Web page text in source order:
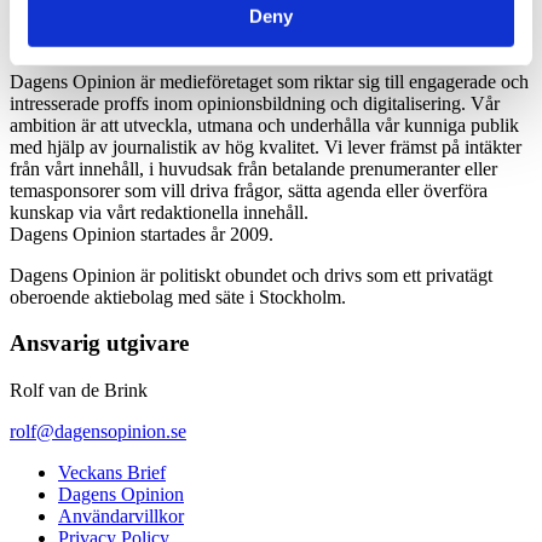
Deny
Dagens Opinion är medieföretaget som riktar sig till engagerade och
intresserade proffs inom opinionsbildning och digitalisering. Vår
ambition är att utveckla, utmana och underhålla vår kunniga publik
med hjälp av journalistik av hög kvalitet. Vi lever främst på intäkter
från vårt innehåll, i huvudsak från betalande prenumeranter eller
temasponsorer som vill driva frågor, sätta agenda eller överföra
kunskap via vårt redaktionella innehåll.
Dagens Opinion startades år 2009.
Dagens Opinion är politiskt obundet och drivs som ett privatägt
oberoende aktiebolag med säte i Stockholm.
Ansvarig utgivare
Rolf van de Brink
rolf@dagensopinion.se
Veckans Brief
Dagens Opinion
Användarvillkor
Privacy Policy